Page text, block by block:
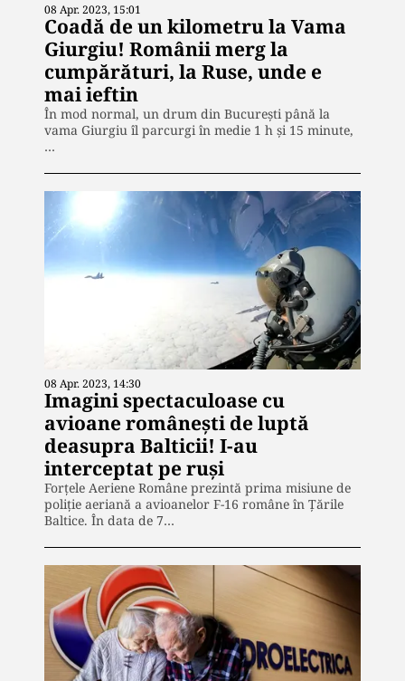
08 Apr. 2023, 15:01
Coadă de un kilometru la Vama
Giurgiu! Românii merg la
cumpărături, la Ruse, unde e
mai ieftin
În mod normal, un drum din București până la
vama Giurgiu îl parcurgi în medie 1 h și 15 minute,
…
08 Apr. 2023, 14:30
Imagini spectaculoase cu
avioane românești de luptă
deasupra Balticii! I-au
interceptat pe ruși
Forțele Aeriene Române prezintă prima misiune de
poliție aeriană a avioanelor F-16 române în Țările
Baltice. În data de 7…